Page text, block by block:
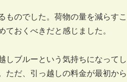
ものでした。荷物の量を減らす
ておくべきだと感じました。
しブルーという気持ちになって
ただ、引っ越しの料金が最初か